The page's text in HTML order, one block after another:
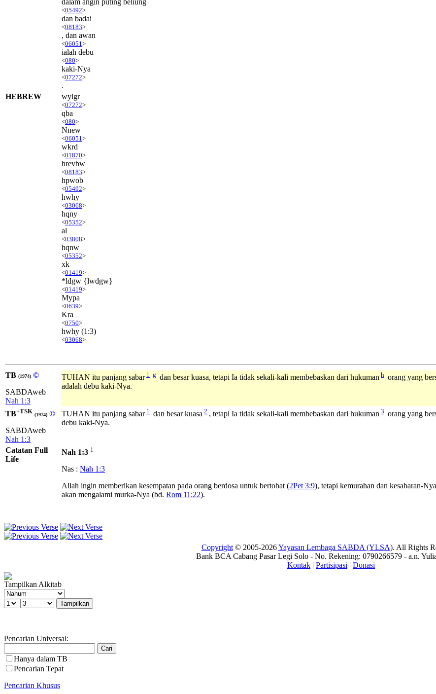
<05492>
dan badai
<08183>
, dan awan
<06051 >
ialah debu
<080>
kaki-Nya
<07272>
.
HEBREW
wylgr
<07272>
qba
<080>
Nnew
<06051 >
wkrd
<01870>
hrevbw
<08183>
hpwob
<05492>
hwhy
<03068>
hqny
<05352>
al
<03808>
hqnw
<05352>
xk
<01419>
*ldgw {lwdgw}
<01419>
Mypa
<0639>
Kra
<0750>
hwhy (1:3)
<03068>
TB (1974) ©
SABDAweb
Nah 1:3
TUHAN itu panjang sabar 1 g dan besar kuasa, tetapi Ia tidak sekali-kali membebaskan dari hukuman h orang yang
adalah debu kaki-Nya.
TB+TSK (1974) ©
SABDAweb
Nah 1:3
TUHAN itu panjang sabar 1 dan besar kuasa 2 , tetapi Ia tidak sekali-kali membebaskan dari hukuman 3 orang yang
debu kaki-Nya.
Catatan Full
Life
Nah 1:3 1
Nas : Nah 1:3
Allah ingin memberikan kesempatan pada orang berdosa untuk bertobat (2Pet 3:9), tetapi kemurahan dan kesabaran-
akan mengalami murka-Nya (bd. Rom 11:22).
Copyright© 2005-2026Yayasan Lembaga SABDA (YLSA). All Rights
Bank BCA Cabang Pasar Legi Solo - No. Rekening: 0790266579 - a.n.
Kontak | Partisipasi | Donasi
Tampilkan Alkitab
Pencarian Universal:
Hanya dalam TB
Pencarian Tepat
Pencarian Khusus